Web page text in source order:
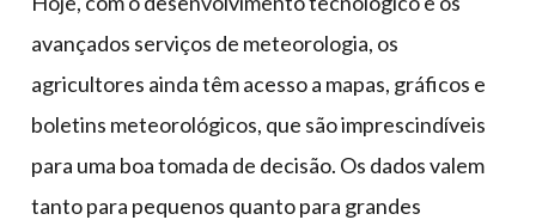
avançados serviços de meteorologia, os
agricultores ainda têm acesso a mapas, gráficos e
boletins meteorológicos, que são imprescindíveis
para uma boa tomada de decisão. Os dados valem
tanto para pequenos quanto para grandes